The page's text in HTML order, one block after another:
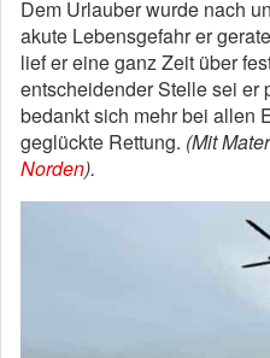
Dem Urlauber wurde nach
akute Lebensgefahr er
lief er eine ganz Zeit über
entscheidender Stelle sei er
bedankt sich mehr bei allen
geglückte Rettung. (Mit
Norden).